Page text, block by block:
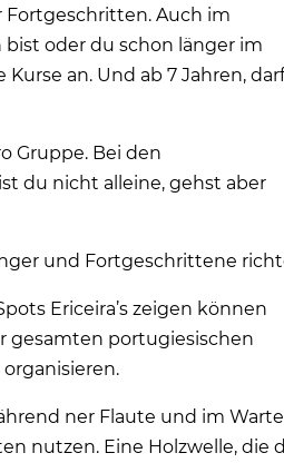
Fortgeschritten. Auch im
bist oder du schon länger im
an. Und ab 7 Jahren, darf
Gruppe. Bei den
du nicht alleine, gehst aber
und Fortgeschrittene
Ericeira’s zeigen können
gesamten portugiesischen
ner Flaute und im
nutzen. Eine Holzwelle, die